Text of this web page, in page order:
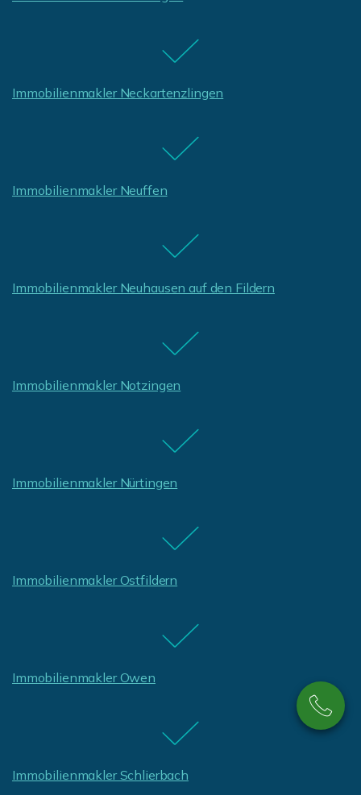
Immobilienmakler Neckartenzlingen
Immobilienmakler Neuffen
Immobilienmakler Neuhausen auf den Fildern
Immobilienmakler Notzingen
Immobilienmakler Nürtingen
Immobilienmakler Ostfildern
Immobilienmakler Owen
Immobilienmakler Schlierbach